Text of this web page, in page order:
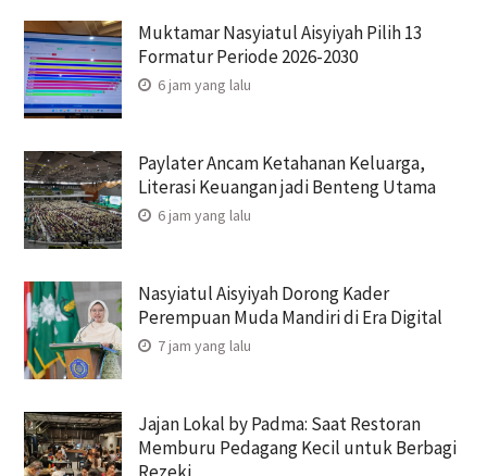
Muktamar Nasyiatul Aisyiyah Pilih 13
Formatur Periode 2026-2030
6 jam yang lalu
Paylater Ancam Ketahanan Keluarga,
Literasi Keuangan jadi Benteng Utama
6 jam yang lalu
Nasyiatul Aisyiyah Dorong Kader
Perempuan Muda Mandiri di Era Digital
7 jam yang lalu
Jajan Lokal by Padma: Saat Restoran
Memburu Pedagang Kecil untuk Berbagi
Rezeki